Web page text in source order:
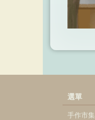
選單
手作市集